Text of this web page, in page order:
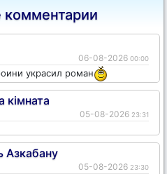
06-08-2026 00:00
украсил роман
кімната
05-08-2026 23:31
Азкабану
05-08-2026 23:30